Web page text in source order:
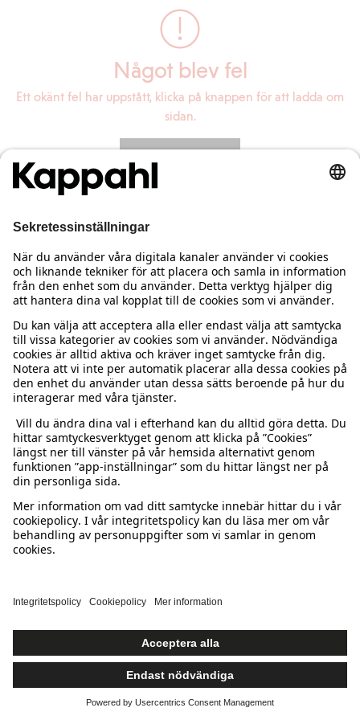
Något blev fel
Ett okänt fel har uppstått, klicka på knappen för att ladda om
sidan.